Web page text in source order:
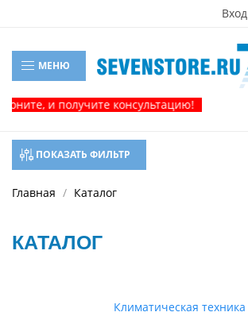
Вход
МЕНЮ
и получите консультацию!
ПОКАЗАТЬ ФИЛЬТР
Главная Каталог
КАТАЛОГ
Климатическая техника